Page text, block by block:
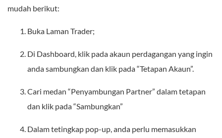
mudah berikut:
Buka Laman Trader;
Di Dashboard, klik pada akaun perdagangan yang ingin
anda sambungkan dan klik pada “Tetapan Akaun”.
Cari medan “Penyambungan Partner” dalam tetapan
dan klik pada “Sambungkan”
Dalam tetingkap pop-up, anda perlu memasukkan